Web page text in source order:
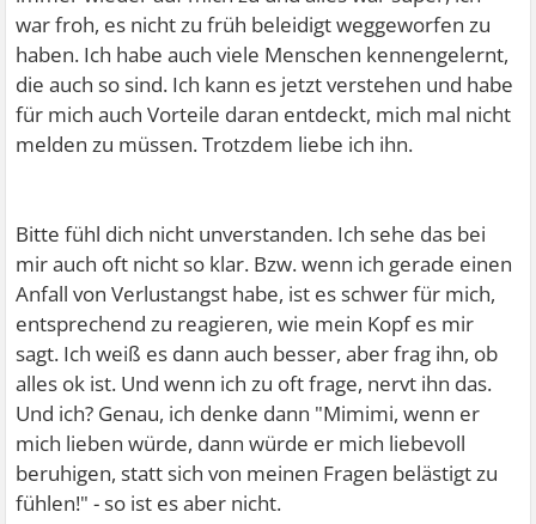
war froh, es nicht zu früh beleidigt weggeworfen zu
haben. Ich habe auch viele Menschen kennengelernt,
die auch so sind. Ich kann es jetzt verstehen und habe
für mich auch Vorteile daran entdeckt, mich mal nicht
melden zu müssen. Trotzdem liebe ich ihn.
Bitte fühl dich nicht unverstanden. Ich sehe das bei
mir auch oft nicht so klar. Bzw. wenn ich gerade einen
Anfall von Verlustangst habe, ist es schwer für mich,
entsprechend zu reagieren, wie mein Kopf es mir
sagt. Ich weiß es dann auch besser, aber frag ihn, ob
alles ok ist. Und wenn ich zu oft frage, nervt ihn das.
Und ich? Genau, ich denke dann "Mimimi, wenn er
mich lieben würde, dann würde er mich liebevoll
beruhigen, statt sich von meinen Fragen belästigt zu
fühlen!" - so ist es aber nicht.